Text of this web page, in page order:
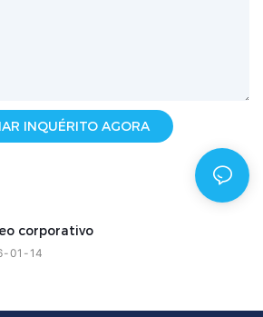
INQUÉRITO AGORA
corporativo
01 14